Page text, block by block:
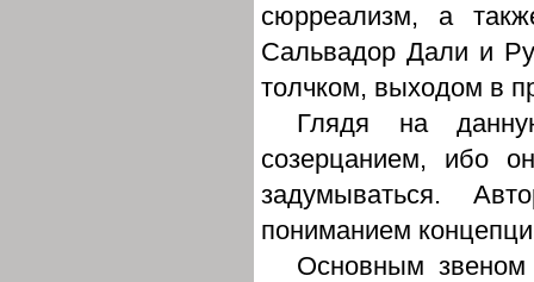
сюрреализм, а
Сальвадор Дали и
толчком, выходом в
Глядя на
созерцанием, ибо
задумываться.
пониманием
Основным звеном